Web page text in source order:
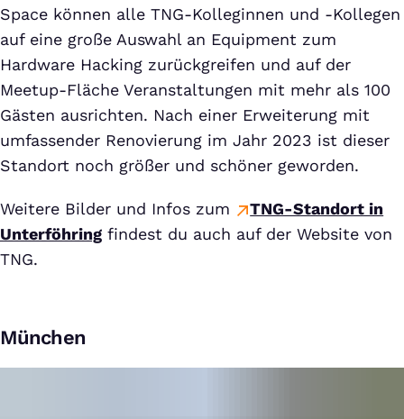
Space können alle TNG-Kolleginnen und -Kollegen
auf eine große Auswahl an Equipment zum
Hardware Hacking zurückgreifen und auf der
Meetup-Fläche Veranstaltungen mit mehr als 100
Gästen ausrichten. Nach einer Erweiterung mit
umfassender Renovierung im Jahr 2023 ist dieser
Standort noch größer und schöner geworden.
Weitere Bilder und Infos zum
TNG-Standort in
Unterföhring findest du auch auf der Website von
TNG.
München